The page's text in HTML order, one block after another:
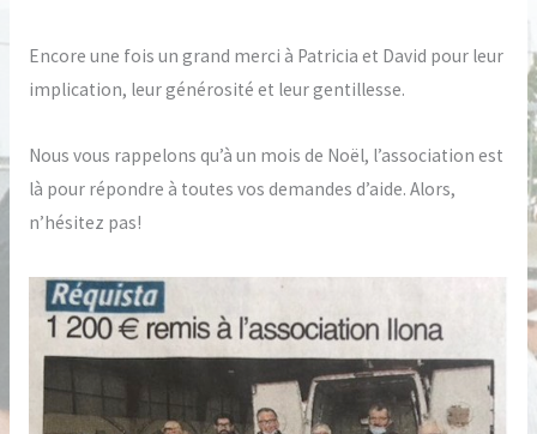
Encore une fois un grand merci à Patricia et David pour leur
implication, leur générosité et leur gentillesse.
Nous vous rappelons qu’à un mois de Noël, l’association est
là pour répondre à toutes vos demandes d’aide. Alors,
n’hésitez pas!